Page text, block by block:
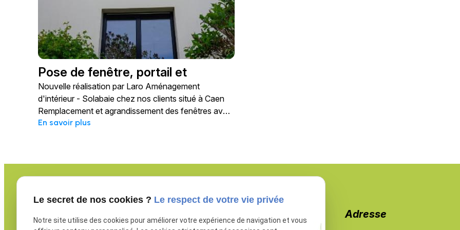
Pose de fenêtre, portail et
portillon par Laro Aménagement
d'intérieur
Nouvelle réalisation par Laro Aménagement
d'intérieur - Solabaie chez nos clients situé à Caen
Remplacement et agrandissement des fenêtres avec
volet roulant en aluminium noir 9005 Pose d'un
conseil à la pose. Vous avez un projet ?Contactez-
pouvez faire votre demande de devis directement
En savoir plus
Téléphone Adresse
Le secret de nos cookies ? Le respect de votre vie privée
Notre site utilise des cookies pour améliorer votre expérience de navigation et vous